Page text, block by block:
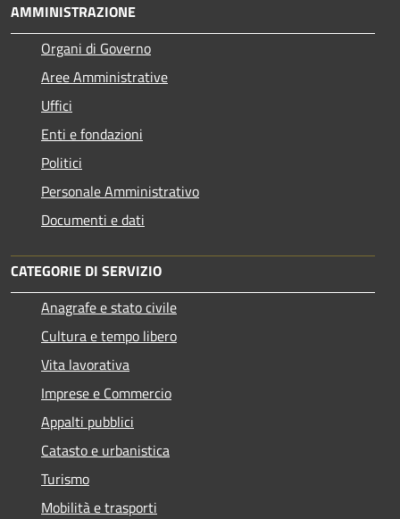
AMMINISTRAZIONE
Organi di Governo
Aree Amministrative
Uffici
Enti e fondazioni
Politici
Personale Amministrativo
Documenti e dati
CATEGORIE DI SERVIZIO
Anagrafe e stato civile
Cultura e tempo libero
Vita lavorativa
Imprese e Commercio
Appalti pubblici
Catasto e urbanistica
Turismo
Mobilità e trasporti